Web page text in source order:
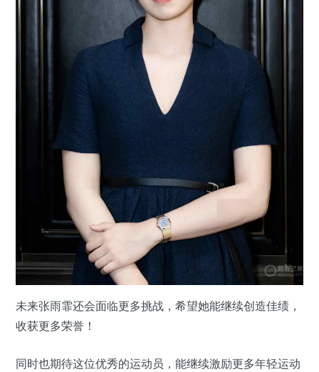
未来张雨霏还会面临更多挑战，希望她能继续创造佳绩，
收获更多荣誉！
同时也期待这位优秀的运动员，能继续激励更多年轻运动